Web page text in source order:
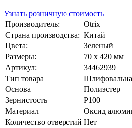
Узнать розничную стоимость
Производитель:
Otrix
Страна производства: Китай
Цвета:
Зеленый
Размеры:
70 x 420 мм
Артикул:
34462939
Тип товара
Основа
Полиэстер
Зернистость
P100
Материал
Оксид
Количество отверстий Нет